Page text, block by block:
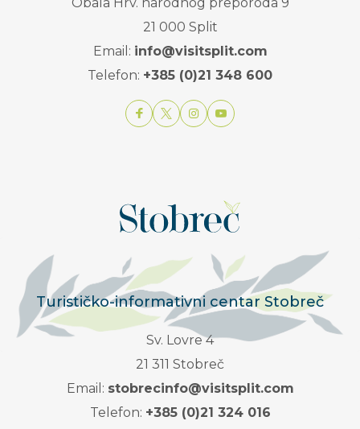
21 000 Split
Email: info@visitsplit.com
Telefon: +385 (0)21 348 600
Turističko-informativni centar Stobreč
Sv. Lovre 4
21 311 Stobreč
Email: stobrecinfo@visitsplit.com
Telefon: +385 (0)21 324 016